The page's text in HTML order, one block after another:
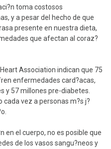
toma costosos
y a pesar del hecho de que
presente en nuestra dieta,
que afectan al coraz?
Association indican que 75
enfermedades card?acas,
y 57 millones pre-diabetes.
vez a personas m?s j?
en el cuerpo, no es posible que
de los vasos sangu?neos y